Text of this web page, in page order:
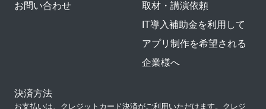
お問い合わせ
取材・講演依頼
IT導入補助金を利用して
アプリ制作を希望される
企業様へ
決済方法
お支払いは、クレジットカード決済がご利用いただけます。クレジ